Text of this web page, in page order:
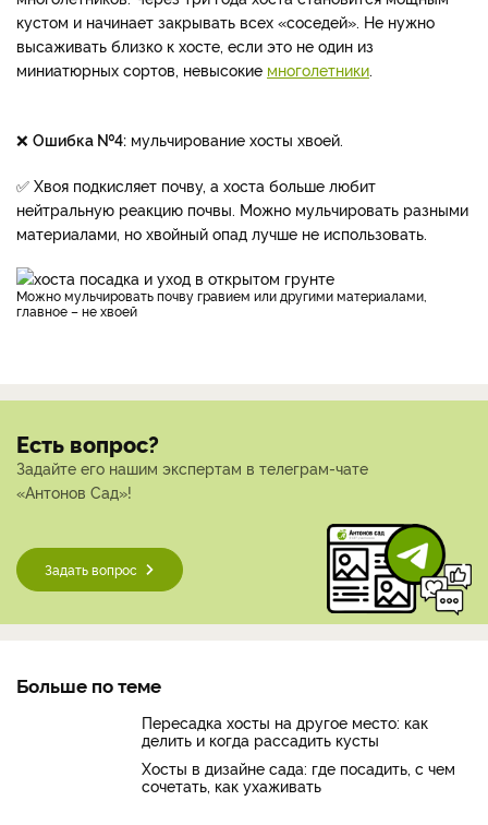
кустом и начинает закрывать всех «соседей». Не нужно
высаживать близко к хосте, если это не один из
миниатюрных сортов, невысокие многолетники.
❌ Ошибка №4: мульчирование хосты хвоей.
✅ Хвоя подкисляет почву, а хоста больше любит
нейтральную реакцию почвы. Можно мульчировать разными
материалами, но хвойный опад лучше не использовать.
Можно мульчировать почву гравием или другими материалами,
главное – не хвоей
Есть вопрос?
Задайте его нашим экспертам в телеграм-чате
«Антонов Сад»!
Задать вопрос
Больше по теме
Пересадка хосты на другое место: как
делить и когда рассадить кусты
Хосты в дизайне сада: где посадить, с чем
сочетать, как ухаживать